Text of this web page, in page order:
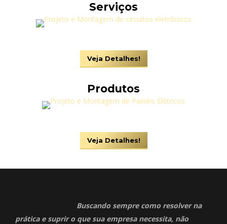
Serviços
Veja Detalhes!
Produtos
Veja Detalhes!
Buscando sempre como resolver na
prática e suprir o que sua empresa necessita, não